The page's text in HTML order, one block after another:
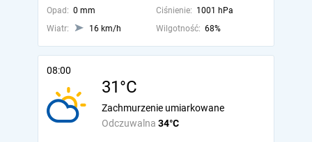
Opad: 0 mm Ciśnienie: 1001 hPa
Wiatr:
16 km/h Wilgotność: 68%
08:00
31°C
Odczuwalna 34°C
Zachmurzenie umiarkowane